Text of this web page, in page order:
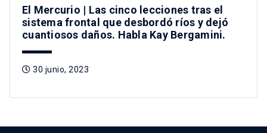
El Mercurio | Las cinco lecciones tras el
sistema frontal que desbordó ríos y dejó
cuantiosos daños. Habla Kay Bergamini.
30 junio, 2023